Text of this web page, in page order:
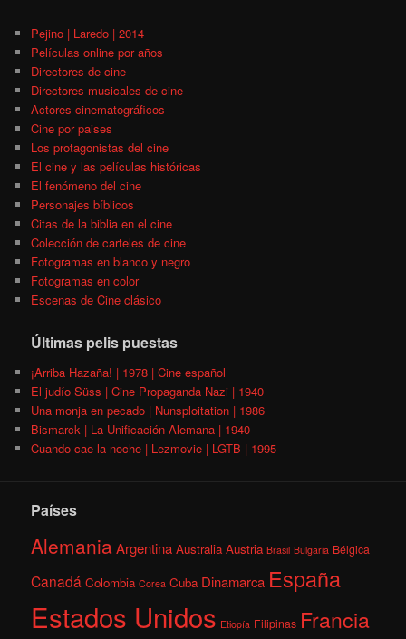
Pejino | Laredo | 2014
Películas online por años
Directores de cine
Directores musicales de cine
Actores cinematográficos
Cine por paises
Los protagonistas del cine
El cine y las películas históricas
El fenómeno del cine
Personajes bíblicos
Citas de la biblia en el cine
Colección de carteles de cine
Fotogramas en blanco y negro
Fotogramas en color
Escenas de Cine clásico
Últimas pelis puestas
¡Arriba Hazaña! | 1978 | Cine español
El judío Süss | Cine Propaganda Nazi | 1940
Una monja en pecado | Nunsploitation | 1986
Bismarck | La Unificación Alemana | 1940
Cuando cae la noche | Lezmovie | LGTB | 1995
Países
AlemaniaArgentina Australia Austria Brasil Bulgaria Bélgica
Canadá Colombia Corea Cuba Dinamarca España
Estados Unidos Etiopía Filipinas Francia